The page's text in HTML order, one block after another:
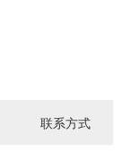
联系方式